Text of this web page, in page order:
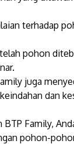
terhadap
pohon
juga
dan
Family,
pohon-